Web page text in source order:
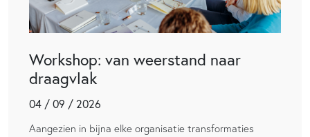
Workshop: van weerstand naar
draagvlak
04 / 09 / 2026
Aangezien in bijna elke organisatie transformaties